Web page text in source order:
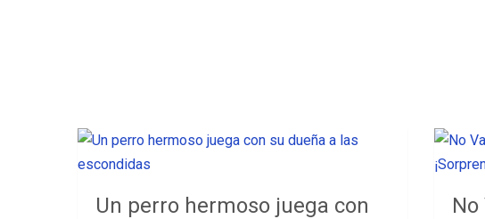
Un perro hermoso juega con
No